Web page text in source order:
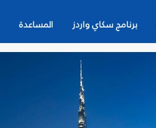
برنامج سكاي واردز المساعدة